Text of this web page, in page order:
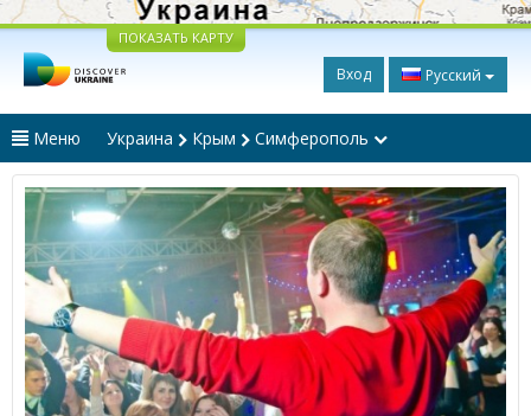
ПОКАЗАТЬ КАРТУ
Вход Русский
Меню Украина Крым Симферополь